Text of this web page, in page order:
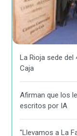
La Rioja sede del
Caja
Afirman que los
escritos por IA
"Llevamos a La